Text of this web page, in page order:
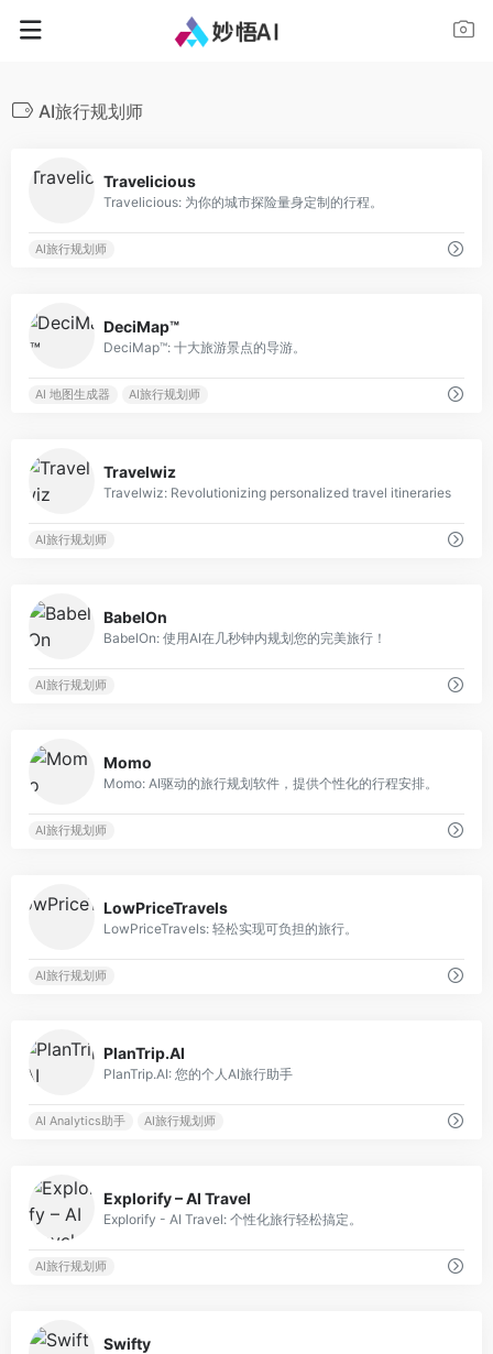
AI旅行规划师
Travelicious
Travelicious: 为你的城市探险量身定制的行程。
AI旅行规划师
DeciMap™
DeciMap™: 十大旅游景点的导游。
AI 地图生成器 AI旅行规划师
Travelwiz
Travelwiz: Revolutionizing personalized travel itineraries
AI旅行规划师
BabelOn
BabelOn: 使用AI在几秒钟内规划您的完美旅行！
AI旅行规划师
Momo
Momo: AI驱动的旅行规划软件，提供个性化的行程安排。
AI旅行规划师
LowPriceTravels
LowPriceTravels: 轻松实现可负担的旅行。
AI旅行规划师
PlanTrip.AI
PlanTrip.AI: 您的个人AI旅行助手
AI Analytics助手 AI旅行规划师
Explorify – AI Travel
Explorify - AI Travel: 个性化旅行轻松搞定。
AI旅行规划师
Swifty